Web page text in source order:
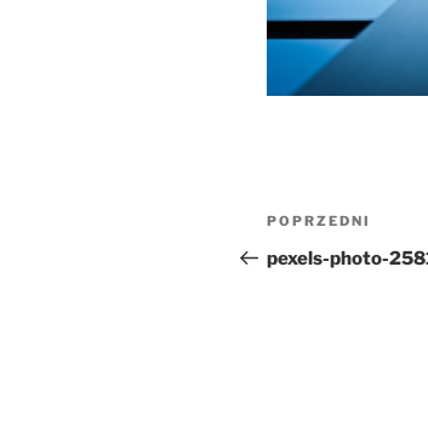
POPRZEDNI
pexels-photo-